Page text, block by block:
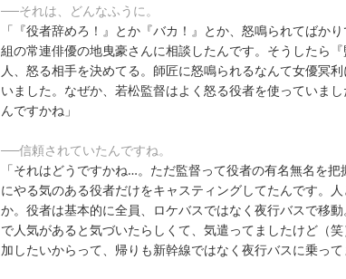
──それは、どんなふうに。
「『役者辞めろ！』とか『バカ！』とか、怒鳴られてばか
組の常連俳優の地曳豪さんに相談したんです。そうしたら
人、怒る相手を決めてる。師匠に怒鳴られるなんて女優冥
いました。なぜか、若松監督はよく怒る役者を使っていま
んですかね」
──信頼されていたんですね。
「それはどうですかね…。ただ監督って役者の有名無名を
にやる気のある役者だけをキャスティングしてたんです。
か。役者は基本的に全員、ロケバスではなく夜行バスで移
で人気があると気づいたらしくて、気遣ってましたけど（
加したいからって、帰りも新幹線ではなく夜行バスに乗って